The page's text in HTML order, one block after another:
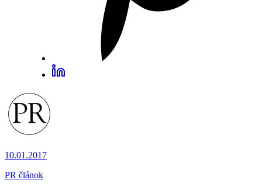
10.01.2017
PR článok